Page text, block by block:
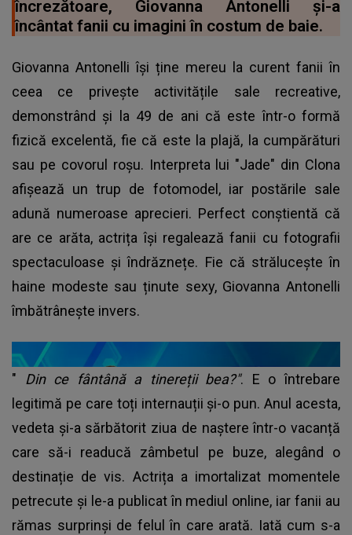
încrezătoare, Giovanna Antonelli și-a
încântat fanii cu imagini în costum de baie.
Giovanna Antonelli își ține mereu la curent fanii în
ceea ce privește activitățile sale recreative,
demonstrând și la 49 de ani că este într-o formă
fizică excelentă, fie că este la plajă, la cumpărături
sau pe covorul roșu. Interpreta lui "Jade" din Clona
afișează un trup de fotomodel, iar postările sale
adună numeroase aprecieri. Perfect conștientă că
are ce arăta, actrița își regalează fanii cu fotografii
spectaculoase și îndrăznețe. Fie că strălucește în
haine modeste sau ținute sexy, Giovanna Antonelli
îmbătrânește invers.
" Din ce fântână a tinereții bea?". E o întrebare
legitimă pe care toți internauții și-o pun. Anul acesta,
vedeta și-a sărbătorit ziua de naștere într-o vacanță
care să-i readucă zâmbetul pe buze, alegând o
destinație de vis. Actrița a imortalizat momentele
petrecute și le-a publicat în mediul online, iar fanii au
rămas surprinși de felul în care arată. Iată cum s-a